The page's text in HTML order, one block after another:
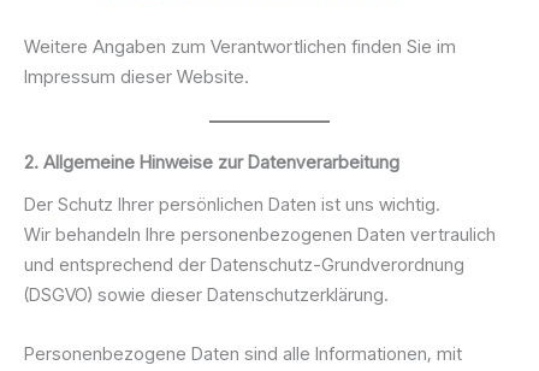
Weitere Angaben zum Verantwortlichen finden Sie im
Impressum dieser Website.
2. Allgemeine Hinweise zur Datenverarbeitung
Der Schutz Ihrer persönlichen Daten ist uns wichtig.
Wir behandeln Ihre personenbezogenen Daten vertraulich
und entsprechend der Datenschutz-Grundverordnung
(DSGVO) sowie dieser Datenschutzerklärung.
Personenbezogene Daten sind alle Informationen, mit